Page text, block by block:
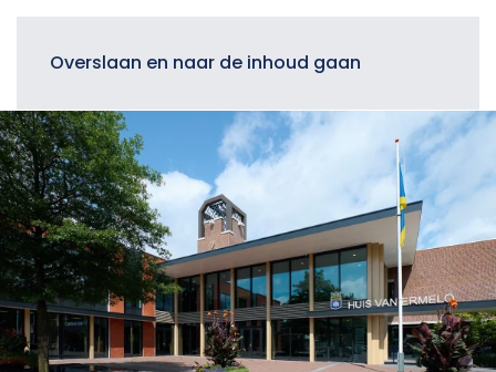
Overslaan en naar de inhoud gaan